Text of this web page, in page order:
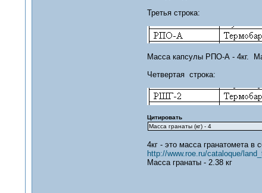
Третья строка:
Масса капсулы РПО-А - 4кг.
Четвертая строка:
Цитировать
Масса гранаты (кг) - 4
4кг - это масса гранатомета в
http://www.roe.ru/cataloque/
Масса гранаты - 2.38 кг